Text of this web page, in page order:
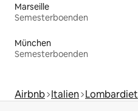
Marseille
Semesterboenden
München
Semesterboenden
Airbnb Italien Lombardiet